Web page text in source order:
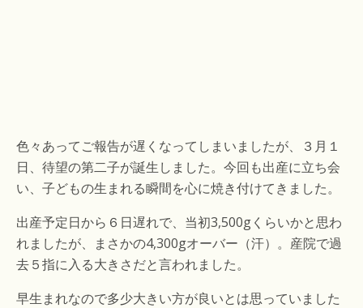
色々あってご報告が遅くなってしまいましたが、３月１
日、待望の第二子が誕生しました。今回も出産に立ち会
い、子どもの生まれる瞬間を心に焼き付けてきました。
出産予定日から６日遅れで、当初3,500gくらいかと思わ
れましたが、まさかの4,300gオーバー（汗）。産院で過
去５指に入る大きさだと言われました。
早生まれなので多少大きい方が良いとは思っていました